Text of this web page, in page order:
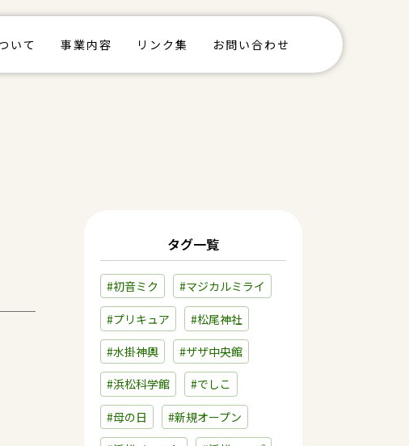
いて 事業内容 リンク集 お問い合わせ
タグ一覧
#初音ミク #マジカルミライ
#プリキュア #松尾神社
#水掛神輿 #ザザ中央館
#浜松科学館 #でしこ
#母の日 #新規オープン